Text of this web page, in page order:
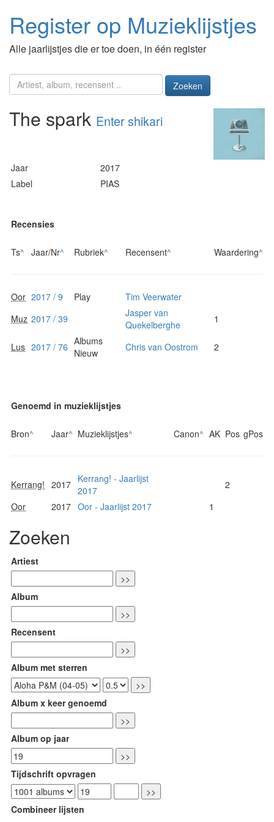
Register op Muzieklijstjes
Alle jaarlijstjes die er toe doen, in één register
Zoeken
The spark Enter shikari
Jaar
2017
Label
PIAS
Recensies
Ts^ Jaar/Nr^ Rubriek^ Recensent^ Waardering^
Oor 2017 / 9 Play
Tim Veerwater
Muz 2017 / 39
Jasper van
Quekelberghe
1
Lus 2017 / 76 Albums
Nieuw
Chris van Oostrom 2
Genoemd in muzieklijstjes
Bron^ Jaar^ Muzieklijstjes^ Canon^ AK Pos gPos
Kerrang! 2017 Kerrang! - Jaarlijst
2017
2
Oor
2017 Oor - Jaarlijst 2017 1
Zoeken
Artiest
Album
Recensent
Album met sterren
Album x keer genoemd
Album op jaar
Tijdschrift opvragen
Combineer lijsten